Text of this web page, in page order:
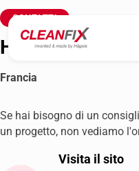
HB s.a.r.l.
Francia
CONTATTI
Se hai bisogno di un
un progetto, non vediamo
Visita il sito